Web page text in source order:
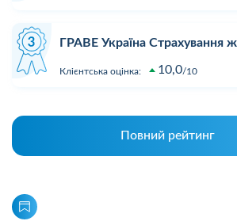
ГРАВЕ Україна Страхування
Клієнтська оцінка: 10,0 10
Повний рейтинг